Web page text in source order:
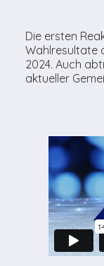
Die ersten
Wahlresultate
2024. Auch
aktueller